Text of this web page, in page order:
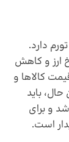
دارد.
ارز و کاهش
کالاها و
باید
و برای
است.